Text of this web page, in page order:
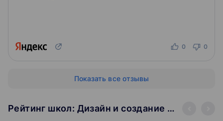
0 0
Показать все отзывы
Рейтинг школ: Дизайн и создание контента